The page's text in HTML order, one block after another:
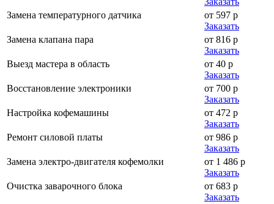
Замена температурного датчика
от 597 р
Заказать
Замена клапана пара
от 816 р
Заказать
Выезд мастера в область
от 40 р
Заказать
Восстановление электроники
от 700 р
Заказать
Настройка кофемашины
от 472 р
Заказать
Ремонт силовой платы
от 986 р
Заказать
Замена электро-двигателя кофемолки
от 1 486 р
Заказать
Очистка заварочного блока
от 683 р
Заказать